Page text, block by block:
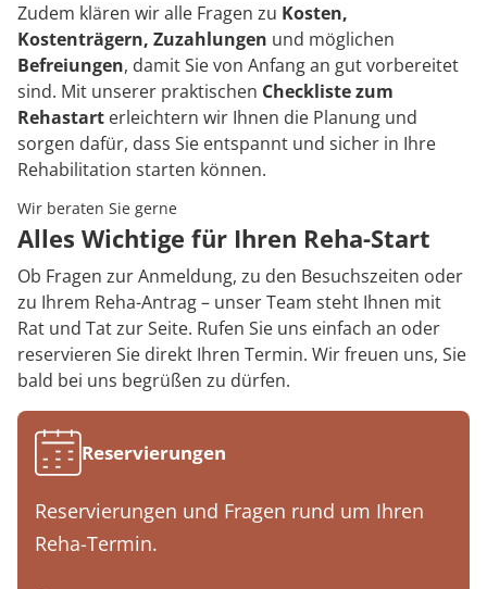
Zudem klären wir alle Fragen zu Kosten,
Kostenträgern, Zuzahlungen und möglichen
Befreiungen, damit Sie von Anfang an gut vorbereitet
sind. Mit unserer praktischen Checkliste zum
Rehastart erleichtern wir Ihnen die Planung und
sorgen dafür, dass Sie entspannt und sicher in Ihre
Rehabilitation starten können.
Wir beraten Sie gerne
Alles Wichtige für Ihren Reha-Start
Ob Fragen zur Anmeldung, zu den Besuchszeiten oder
zu Ihrem Reha-Antrag – unser Team steht Ihnen mit
Rat und Tat zur Seite. Rufen Sie uns einfach an oder
reservieren Sie direkt Ihren Termin. Wir freuen uns, Sie
bald bei uns begrüßen zu dürfen.
Reservierungen
Reservierungen und Fragen rund um Ihren
Reha-Termin.